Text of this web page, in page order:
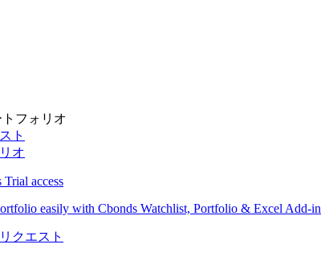
フォリオ
ト
オ
Trial access
easily with Cbonds Watchlist, Portfolio & Excel Add-in
クエスト